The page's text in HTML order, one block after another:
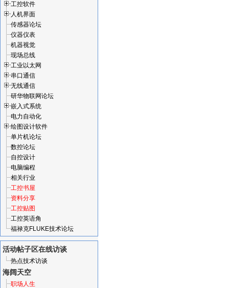
工控软件
人机界面
传感器论坛
仪器仪表
机器视觉
现场总线
工业以太网
串口通信
无线通信
研华物联网论坛
嵌入式系统
电力自动化
绘图设计软件
单片机论坛
数控论坛
自控设计
电脑编程
相关行业
工控书屋
资料分享
工控贴图
工控英语角
福禄克FLUKE技术论坛
活动帖子区在线访谈
热点技术访谈
海阔天空
职场人生